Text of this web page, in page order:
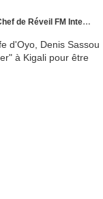
Réveil FM International